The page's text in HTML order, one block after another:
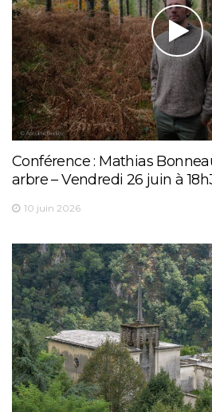
Conférence : Mathias
arbre – Vendredi 26 juin à
10 juin 2026